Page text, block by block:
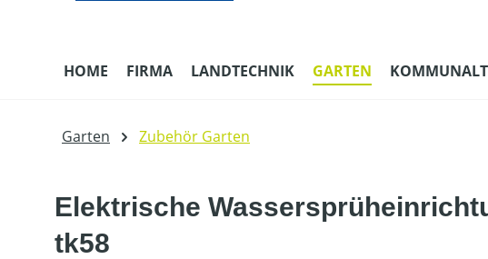
HOME FIRMA LANDTECHNIK GARTEN
Garten Zubehör Garten
Elektrische
tk58